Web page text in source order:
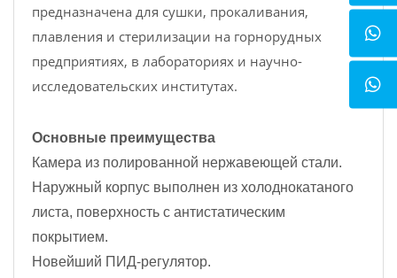
предназначена для сушки, прокаливания,
плавления и стерилизации на горнорудных
предприятиях, в лабораториях и научно-
исследовательских институтах.
Основные преимущества
Камера из полированной нержавеющей стали.
Наружный корпус выполнен из холоднокатаного
листа, поверхность с антистатическим
покрытием.
Новейший ПИД-регулятор.